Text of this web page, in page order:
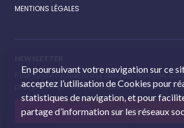
MENTIONS LÉGALES
Pour suivre l’actualité des cliniques Animédis et
promotions de notre boutique, inscrivez-vous à
S'INSCRIRE
En poursuivant votre navigation sur ce
acceptez l’utilisation de Cookies pour
statistiques de navigation, et pour
partage d’information sur les réseaux